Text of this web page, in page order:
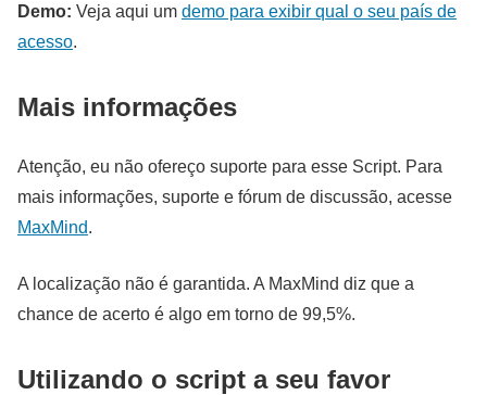
Demo: Veja aqui um demo para exibir qual o seu país de
acesso.
Mais informações
Atenção, eu não ofereço suporte para esse Script. Para
mais informações, suporte e fórum de discussão, acesse
MaxMind.
A localização não é garantida. A MaxMind diz que a
chance de acerto é algo em torno de 99,5%.
Utilizando o script a seu favor